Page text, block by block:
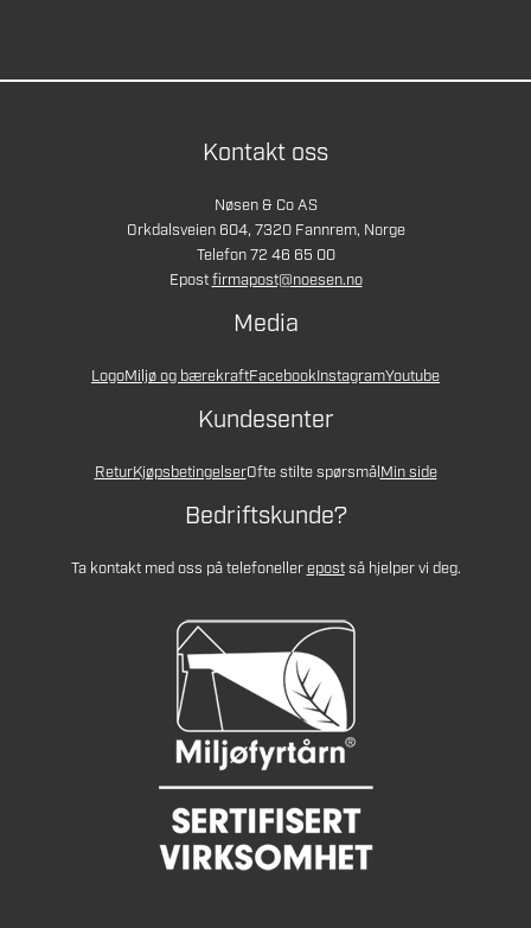
Kontakt oss
Nøsen & Co AS
Orkdalsveien 604, 7320 Fannrem, Norge
Telefon 72 46 65 00
Epostfirmapost@noesen.no
Media
LogoMiljø og bærekraftFacebookInstagramYoutube
Kundesenter
ReturKjøpsbetingelserOfte stilte spørsmålMin side
Bedriftskunde?
Ta kontakt med oss på telefonellerepostså hjelper vi deg.